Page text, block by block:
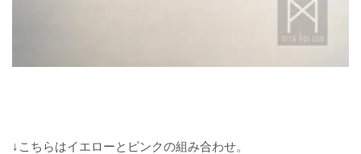
↓こちらはイエローとピンクの組み合わせ。